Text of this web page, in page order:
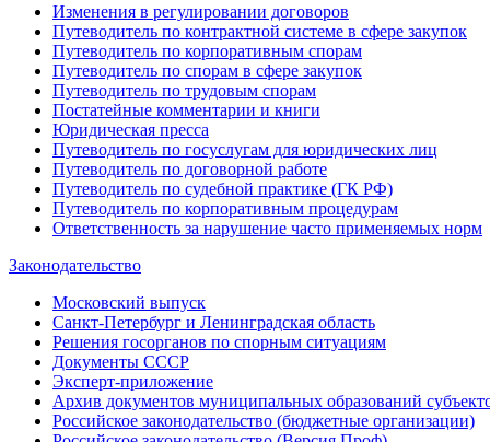
Изменения в регулировании договоров
Путеводитель по контрактной системе в сфере закупок
Путеводитель по корпоративным спорам
Путеводитель по спорам в сфере закупок
Путеводитель по трудовым спорам
Постатейные комментарии и книги
Юридическая пресса
Путеводитель по госуслугам для юридических лиц
Путеводитель по договорной работе
Путеводитель по судебной практике (ГК РФ)
Путеводитель по корпоративным процедурам
Ответственность за нарушение часто применяемых норм
Законодательство
Московский выпуск
Санкт-Петербург и Ленинградская область
Решения госорганов по спорным ситуациям
Документы СССР
Эксперт-приложение
Архив документов муниципальных образований
Российское законодательство (бюджетные организации)